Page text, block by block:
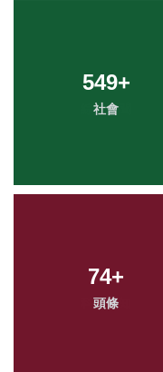
549+
社會
74+
頭條